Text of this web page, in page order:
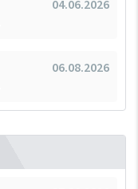
04.06.2026
06.08.2026